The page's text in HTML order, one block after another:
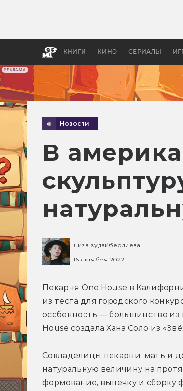
РЕКЛАМА
КНИГИ КИНО СЕРИАЛЫ
Новости
В
Лиза Худайбердиева
16 октября 2022 г.
Пекарня One House в
из теста для городского
особенность — большинство из
House создала Хана Соло из
Совладелицы пекарни, мать и
натуральную величину на
формование, выпечку и сборку